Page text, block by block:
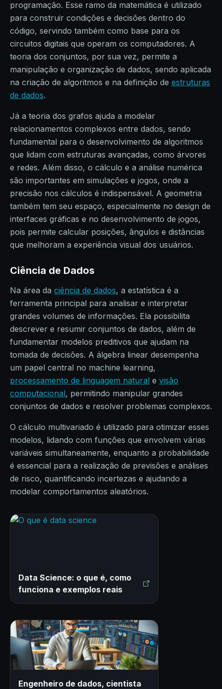
programação. Esse ramo da matemática é utilizado
para construir condições e decisões dentro do
código, servindo também como base para os
circuitos digitais que operam os computadores. A
teoria dos conjuntos, por sua vez, permite a
manipulação e organização de dados, sendo aplicada
na criação de algoritmos e na definição de estruturas
de dados.
Já a teoria dos grafos ajuda a modelar
relacionamentos complexos entre dados, sendo
fundamental para o desenvolvimento de algoritmos
que lidam com estruturas avançadas, como árvores
e redes. Além disso, o cálculo e a análise numérica
são importantes em simulações e jogos, onde a
precisão nos cálculos é indispensável. A geometria
também tem seu espaço, especialmente no design de
interfaces gráficas e no desenvolvimento de jogos,
pois permite calcular posições, ângulos e distâncias
que melhoram a experiência visual dos usuários.
Ciência de Dados
Na área da ciência de dados, a estatística é a
ferramenta principal para analisar e interpretar
grandes volumes de informações. Ela possibilita
descrever e resumir conjuntos de dados, além de
fundamentar modelos preditivos que ajudam na
tomada de decisões. A álgebra linear desempenha
um papel central no machine learning,
processamento de linguagem natural e visão
computacional, permitindo manipular grandes
conjuntos de dados e resolver problemas complexos.
O cálculo multivariado é utilizado para otimizar esses
modelos, lidando com funções que envolvem várias
variáveis simultaneamente, enquanto a probabilidade
é essencial para a realização de previsões e análises
de risco, quantificando incertezas e ajudando a
modelar comportamentos aleatórios.
Data Science: o que é, como
funciona e exemplos reais
Engenheiro de dados, cientista